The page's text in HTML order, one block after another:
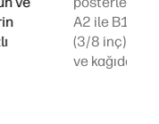
maliyetlerinin
Hazırlama
%50'ye